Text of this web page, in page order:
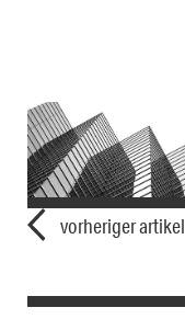
vorheriger artikel